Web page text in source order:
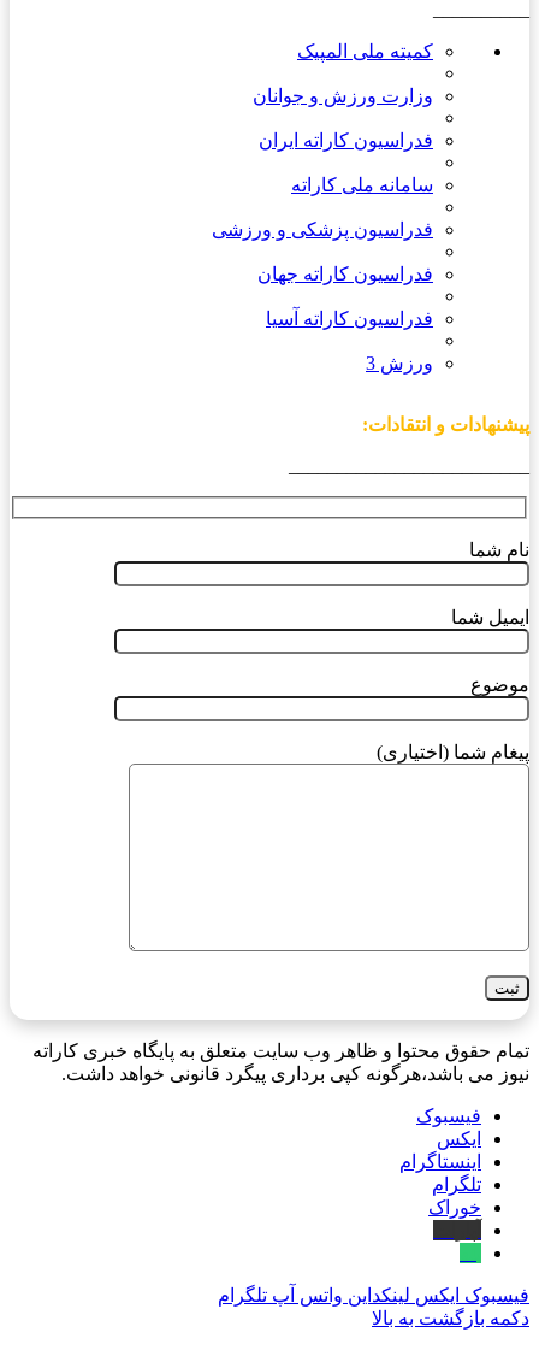
کمیته ملی المپیک
وزارت ورزش و جوانان
فدراسیون کاراته ایران
سامانه ملی کاراته
فدراسیون پزشکی و ورزشی
فدراسیون کاراته جهان
فدراسیون کاراته آسیا
ورزش 3
پیشنهادات و انتقادات:
نام شما
ایمیل شما
موضوع
پیغام شما (اختیاری)
تمام حقوق محتوا و ظاهر وب سایت متعلق به پایگاه خبری کاراته
نیوز می باشد،هرگونه کپی برداری پیگرد قانونی خواهد داشت.
فیسبوک
ایکس
اینستاگرام
تلگرام
خوراک
فیسبوک ایکس لینکداین واتس آپ تلگرام
دکمه بازگشت به بالا